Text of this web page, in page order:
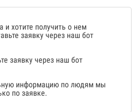
и хотите получить о нем
заявку через наш бот
заявку через наш бот
информацию по людям мы
по заявке.